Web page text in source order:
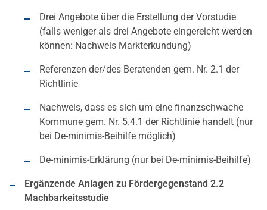
Drei Angebote über die Erstellung der Vorstudie
(falls weniger als drei Angebote eingereicht werden
können: Nachweis Markterkundung)
Referenzen der/des Beratenden gem. Nr. 2.1 der
Richtlinie
Nachweis, dass es sich um eine finanzschwache
Kommune gem. Nr. 5.4.1 der Richtlinie handelt (nur
bei De-minimis-Beihilfe möglich)
De-minimis-Erklärung (nur bei De-minimis-Beihilfe)
Ergänzende Anlagen zu Fördergegenstand 2.2
Machbarkeitsstudie